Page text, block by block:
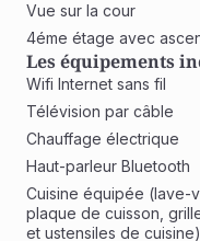
Vue sur la cour
4éme étage avec
Les équipements
Wifi Internet sans fil
Télévision par câble
Chauffage électrique
Haut-parleur Bluetooth
Cuisine équipée (lave-
plaque de cuisson,
et ustensiles de cuisine)